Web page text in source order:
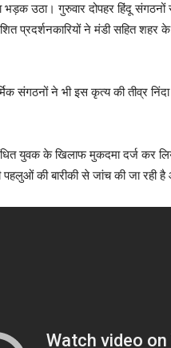
भड़क उठा। गुरुवार दोपहर हिंदू
प्रदर्शनकारियों ने मंडी सहित शहर
संगठनों ने भी इस कृत्य की तीव्र
युवक के खिलाफ मुकदमा दर्ज कर
की बारीकी से जांच की जा रही है